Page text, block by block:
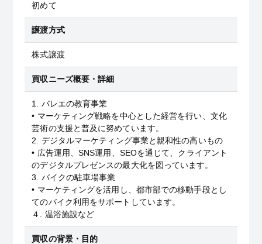
初めて
譲渡方式
株式譲渡
買収ニーズ概要・詳細
1. バレエの教育事業
• マーケティング戦略を中心とした経営を行い、文化
芸術の支援と普及に努めています。
2. デジタルマーケティング事業と親和性の高いもの
• 広告運用、SNS運用、SEOを通じて、クライアント
のデジタルプレゼンスの最大化を図っています。
3. バイクの駐車場事業
• マーケティングを活用し、都市部での移動手段とし
てのバイク利用をサポートしています。
４. 温浴施設など
買収の背景・目的